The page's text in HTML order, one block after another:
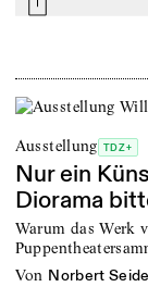
mail
Ausstellung TDZ+
Nur ein
Diorama
Warum das Werk
von Norbert